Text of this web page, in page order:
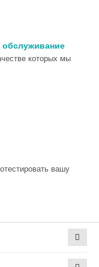
обслуживание
которых мы
вашу